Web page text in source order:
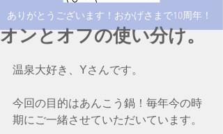
​ありがとうございます！おかげさまで10周年！
オンとオフの使い分け。
温泉大好き、Yさんです。
今回の目的はあんこう鍋！毎年今の時
期にご一緒させていただいています。